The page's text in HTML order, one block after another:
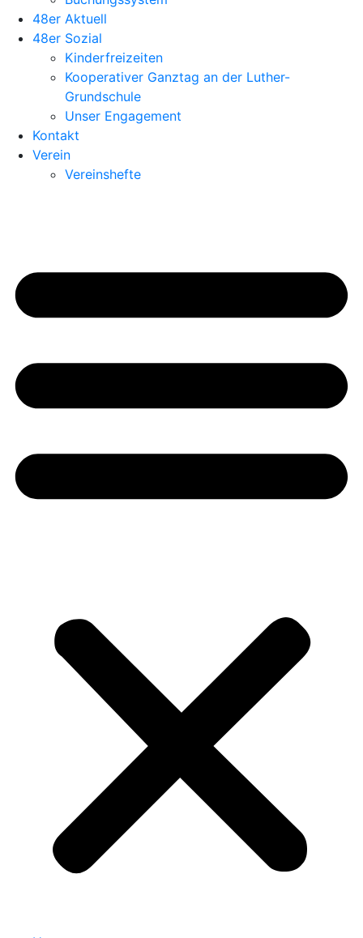
48er Aktuell
48er Sozial
Kinderfreizeiten
Kooperativer Ganztag an der Luther-
Grundschule
Unser Engagement
Kontakt
Verein
Vereinshefte